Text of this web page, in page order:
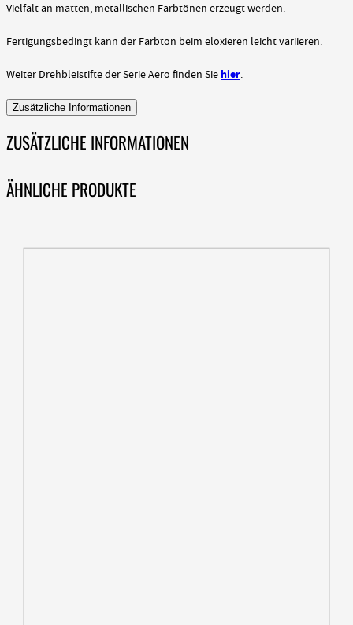
Vielfalt an matten, metallischen Farbtönen erzeugt werden.
Fertigungsbedingt kann der Farbton beim eloxieren leicht variieren.
Weiter Drehbleistifte der Serie Aero finden Sie hier.
Zusätzliche Informationen
ZUSÄTZLICHE INFORMATIONEN
ÄHNLICHE PRODUKTE